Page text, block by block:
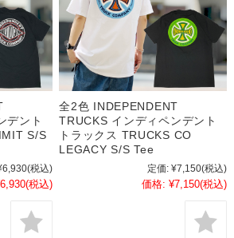
デント
S/S
(税込)
(税込)
全2色 INDEPENDENT
TRUCKS インディペンデント
トラックス TRUCKS CO
LEGACY S/S Tee
定価: ¥7,150(税込)
価格: ¥7,150(税込)